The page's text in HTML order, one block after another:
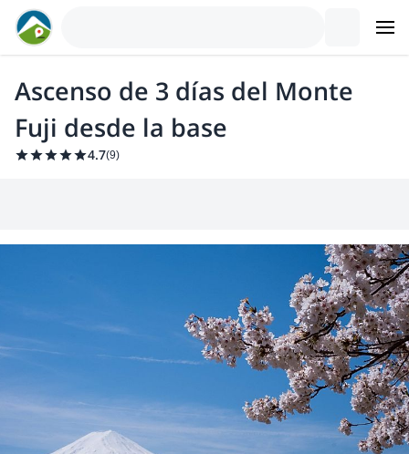
Ascenso de 3 días del Monte
Fuji desde la base
4.7(9)